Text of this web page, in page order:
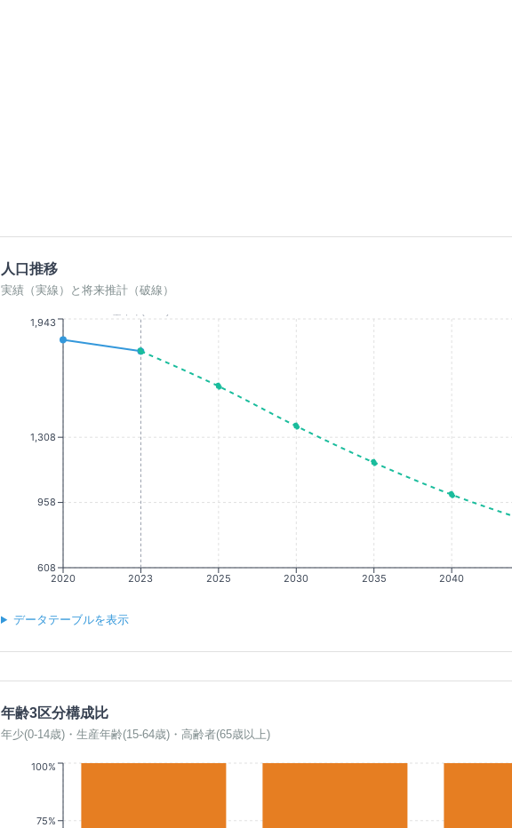
人口推移
実績（実線）と将来推計（破線）
2020 2023 2025 2030 2035 2040
608
958
1,308
1,943
データテーブルを表示
年齢3区分構成比
年少(0-14歳)・生産年齢(15-64歳)・高齢者(65歳以上)
75%
100%